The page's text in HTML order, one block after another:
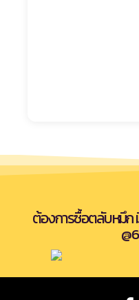
ต้องการซื้อตลับหมึก